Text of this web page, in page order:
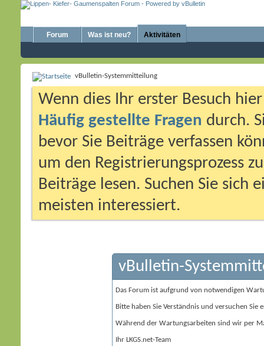
Forum Was ist neu? Aktivitäten
vBulletin-Systemmitteilung
Wenn dies Ihr erster Besuch
Häufig gestellte Fragen durch.
bevor Sie Beiträge verfassen
um den Registrierungsprozess
Beiträge lesen. Suchen Sie sich
meisten interessiert.
vBulletin-
Das Forum ist aufgrund von notwendigen
Bitte haben Sie Verständnis und versuchen Sie
Während der Wartungsarbeiten sind wir per
Ihr LKGS.net-Team